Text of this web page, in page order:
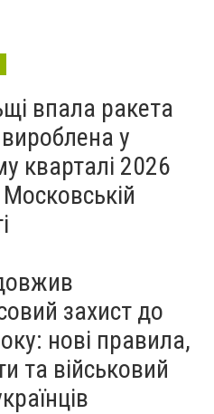
впала ракета
у
кварталі 2026
захист до
нові правила,
та військовий